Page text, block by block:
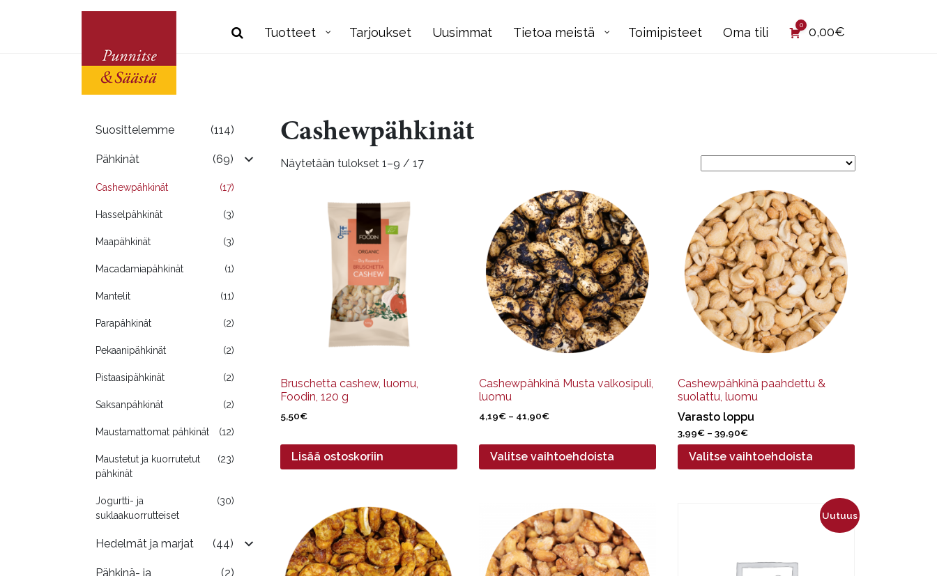
Tuotteet Tarjoukset Uusimmat Tietoa meistä Toimipisteet Oma tili 0 0,00€
Suosittelemme (114)
Pähkinät (69)
Cashewpähkinät (17)
Hasselpähkinät (3)
Maapähkinät (3)
Macadamiapähkinät (1)
Mantelit (11)
Parapähkinät (2)
Pekaanipähkinät (2)
Pistaasipähkinät (2)
Saksanpähkinät (2)
Maustamattomat pähkinät (12)
Maustetut ja kuorrutetut
pähkinät
(23)
Jogurtti- ja
suklaakuorrutteiset
(30)
Hedelmät ja marjat (44)
Pähkinä- ja
(2)
Cashewpähkinät
Näytetään tulokset 1–9 / 17
Bruschetta cashew, luomu,
Foodin, 120 g
5,50€
Lisää ostoskoriin
Cashewpähkinä Musta valkosipuli,
luomu
4,19€ – 41,90€Hintaluokka:
-
41,90€
Valitse vaihtoehdoista
tuotteella
useampi
muunnelma.
Voit
tehdä
valinnat
tuotteen
Cashewpähkinä paahdettu &
suolattu, luomu
Varasto loppu
3,99€ – 39,90€Hintaluokka:
3,99€
-
Valitse vaihtoehdoista
tuotteella
useampi
muunnelma.
Voit
tehdä
valinnat
tuotteen
tuotteella
useampi
tuotteella
useampi
Uutuus